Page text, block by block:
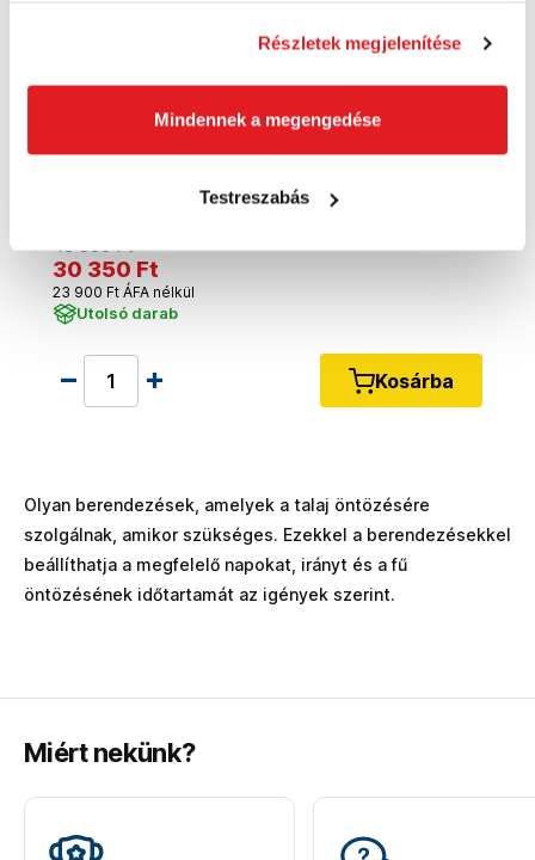
Részletek megjelenítése
Mindennek a megengedése
Testreszabás
GARDENA Programozó egység
43 550 Ft
30 350 Ft
23 900 Ft ÁFA nélkül
Utolsó darab
Kosárba
Olyan berendezések, amelyek a talaj öntözésére
szolgálnak, amikor szükséges. Ezekkel a berendezésekkel
beállíthatja a megfelelő napokat, irányt és a fű
öntözésének időtartamát az igények szerint.
Miért nekünk?